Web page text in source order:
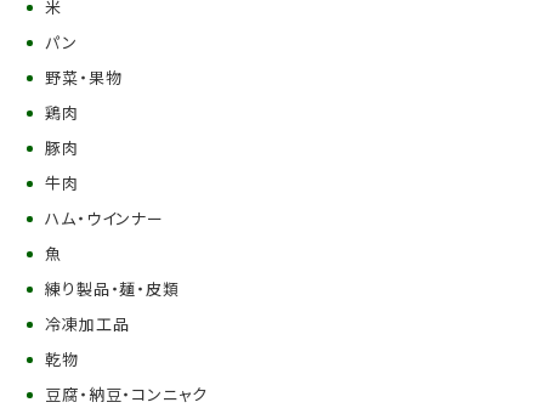
米
パン
野菜・果物
鶏肉
豚肉
牛肉
ハム・ウインナー
魚
練り製品・麺・皮類
冷凍加工品
乾物
豆腐・納豆・コンニャク